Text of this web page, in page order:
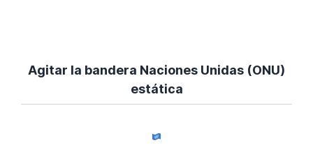
Agitar la bandera Naciones Unidas (ONU)
estática